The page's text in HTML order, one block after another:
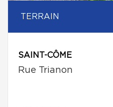
TERRAIN
SAINT-CÔME
Rue Trianon